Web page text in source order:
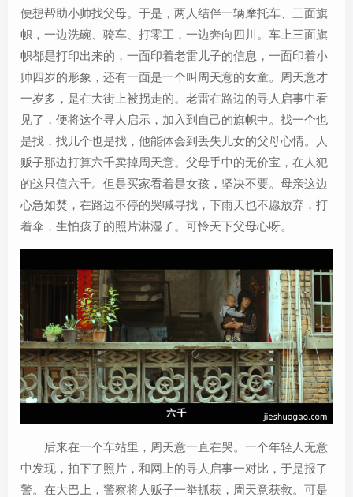
便想帮助小帅找父母。于是，两人结伴一辆摩托车、三面旗
帜，一边洗碗、骑车、打零工，一边奔向四川。车上三面旗
帜都是打印出来的，一面印着老雷儿子的信息，一面印着小
帅四岁的形象，还有一面是一个叫周天意的女童。周天意才
一岁多，是在大街上被拐走的。老雷在路边的寻人启事中看
见了，便将这个寻人启示，加入到自己的旗帜中。找一个也
是找，找几个也是找，他能体会到丢失儿女的父母心情。人
贩子那边打算六千卖掉周天意。父母手中的无价宝，在人犯
的这只值六千。但是买家看着是女孩，坚决不要。母亲这边
心急如焚，在路边不停的哭喊寻找，下雨天也不愿放弃，打
着伞，生怕孩子的照片淋湿了。可怜天下父母心呀。
后来在一个车站里，周天意一直在哭。一个年轻人无意
中发现，拍下了照片，和网上的寻人启事一对比，于是报了
警。在大巴上，警察将人贩子一举抓获，周天意获救。可是